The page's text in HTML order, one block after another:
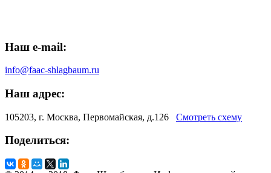
Наш e-mail:
info@faac-shlagbaum.ru
Наш адрес:
105203, г. Москва, Первомайская, д.126 Смотреть схему
Поделиться: